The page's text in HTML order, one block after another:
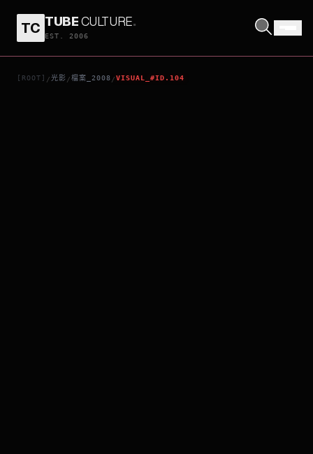
TC TUBECULTURE.
EST. 2006
[ROOT] /光影 /檔案_2008 /VISUAL_#ID.104
奇幻逆緣